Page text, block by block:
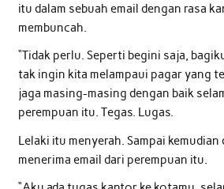
itu dalam sebuah email dengan rasa
membuncah.
“Tidak perlu. Seperti begini saja,
tak ingin kita melampaui pagar yang
jaga masing-masing dengan baik
perempuan itu. Tegas. Lugas.
Lelaki itu menyerah. Sampai kemudian
menerima email dari perempuan itu.